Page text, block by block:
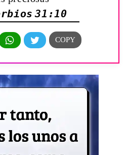
31:10